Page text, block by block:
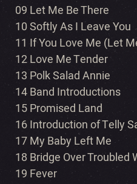
09 Let Me Be There
10 Softly As I Leave You
11 If You Love Me (Let
12 Love Me Tender
13 Polk Salad Annie
14 Band Introductions
15 Promised Land
16 Introduction of Telly
17 My Baby Left Me
18 Bridge Over Troubled
19 Fever